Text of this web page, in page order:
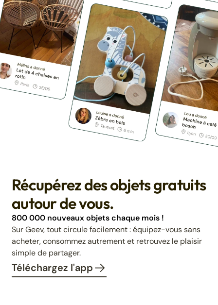
Récupérez des objets gratuits
autour de vous.
800 000 nouveaux objets chaque mois !
Sur Geev, tout circule facilement : équipez-vous sans
acheter, consommez autrement et retrouvez le plaisir
simple de partager.
Téléchargez l'app